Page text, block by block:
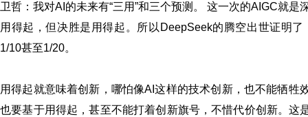
卫哲：我对AI的未来有“三用”和三个预测。 这一次的AIGC就
用得起，但决胜是用得起。所以DeepSeek的腾空出世证明
1/10甚至1/20。
用得起就意味着创新，哪怕像AI这样的技术创新，也不能牺
也要基于用得起，甚至不能打着创新旗号，不惜代价创新。